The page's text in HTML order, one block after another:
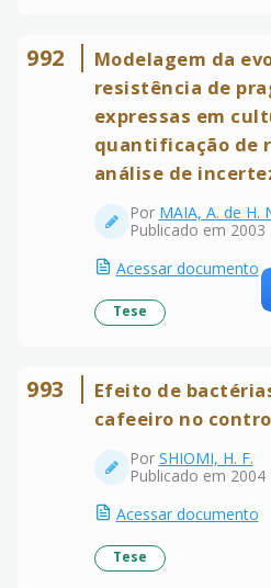
992
Modelagem da
resistência de
expressas em
quantificação de
análise de
Por MAIA, A. de H.
Publicado em 2003
Acessar documento
Tese
993
Efeito de
cafeeiro no
Por SHIOMI, H. F.
Publicado em 2004
Acessar documento
Tese